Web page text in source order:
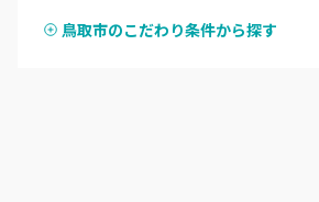
ハンドスカルプ
鳥取市のこだわり条件から探す